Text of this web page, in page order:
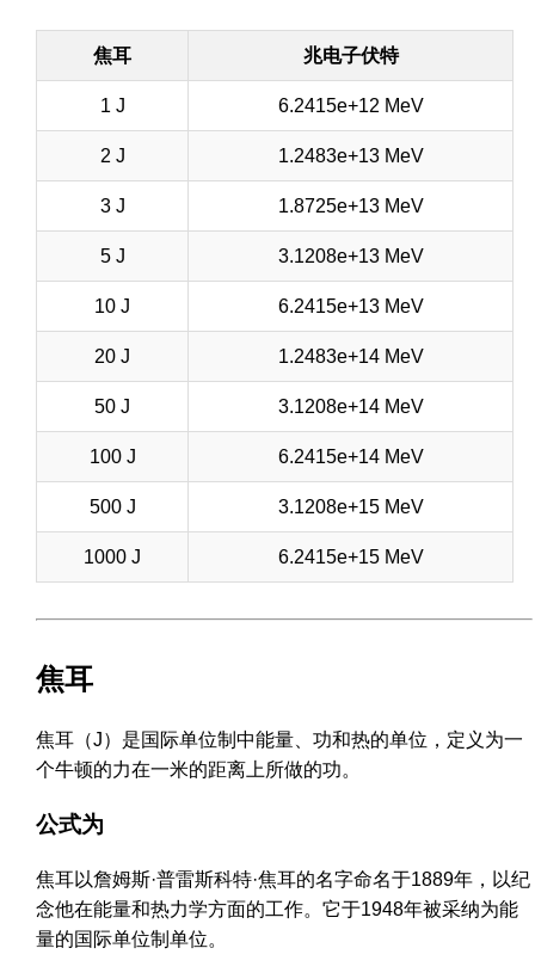
焦耳 兆电子伏特
1 J 6.2415e+12 MeV
2 J 1.2483e+13 MeV
3 J 1.8725e+13 MeV
5 J 3.1208e+13 MeV
10 J 6.2415e+13 MeV
20 J 1.2483e+14 MeV
50 J 3.1208e+14 MeV
100 J 6.2415e+14 MeV
500 J 3.1208e+15 MeV
1000 J 6.2415e+15 MeV
焦耳
焦耳（J）是国际单位制中能量、功和热的单位，定义为一
个牛顿的力在一米的距离上所做的功。
公式为
焦耳以詹姆斯·普雷斯科特·焦耳的名字命名于1889年，以纪
念他在能量和热力学方面的工作。它于1948年被采纳为能
量的国际单位制单位。